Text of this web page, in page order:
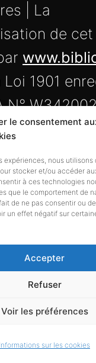
le consentement
expériences, nous
stocker et/ou accéder
à ces technologies
que le comportement de
de ne pas consentir ou
un effet négatif sur
Accepter
Refuser
Voir les préférences
Informations sur les cookies
| La
de
1901
N°
191 00017
© 2007-
Tous